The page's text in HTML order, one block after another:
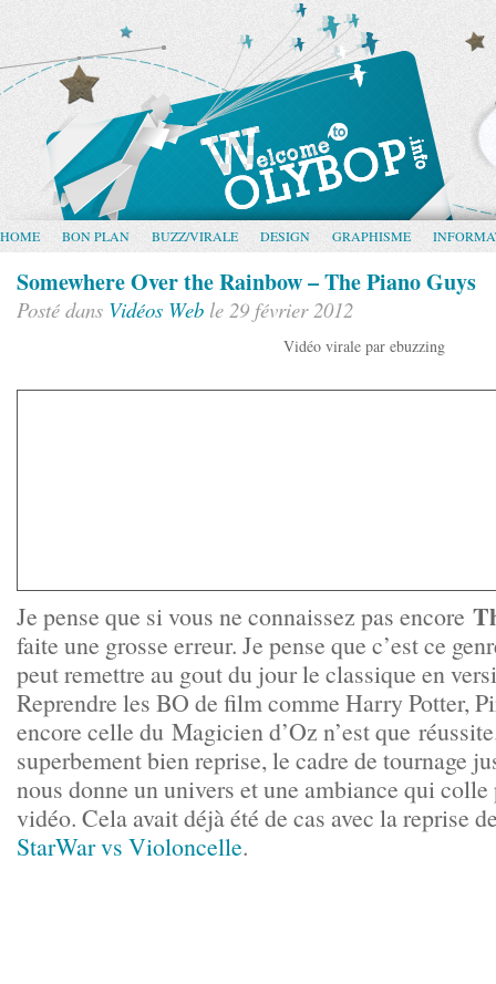
HOME BON PLAN BUZZ/VIRALE DESIGN GRAPHISME
Somewhere Over the Rainbow – The Piano Guys
Posté dans Vidéos Web le 29 février 2012
Vidéo virale par ebuzzing
Je pense que si vous ne connaissez pas encore
faite une grosse erreur. Je pense que c’est ce
peut remettre au gout du jour le classique en
Reprendre les BO de film comme Harry Potter,
encore celle du Magicien d’Oz n’est que
superbement bien reprise, le cadre de tournage
nous donne un univers et une ambiance qui
vidéo. Cela avait déjà été de cas avec la reprise
StarWar vs Violoncelle.